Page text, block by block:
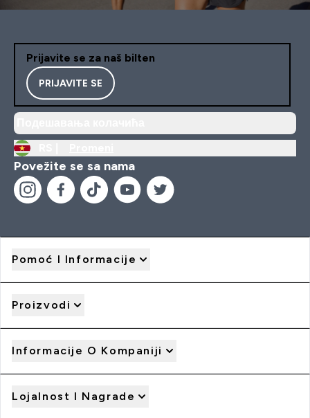
Prijavite se za naš bilten
PRIJAVITE SE
Povežite se sa nama
Pomoć I Informacije
Proizvodi
Informacije O Kompaniji
Lojalnost I Nagrade